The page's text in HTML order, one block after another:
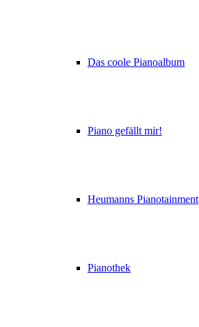
Das coole Pianoalbum
Piano gefällt mir!
Heumanns Pianotainment
Pianothek